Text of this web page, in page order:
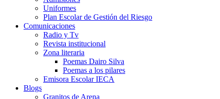
Uniformes
Plan Escolar de Gestión del Riesgo
Comunicaciones
Radio y Tv
Revista institucional
Zona literaria
Poemas Dairo Silva
Poemas a los pilares
Emisora Escolar IECA
Blogs
Granitos de Arena